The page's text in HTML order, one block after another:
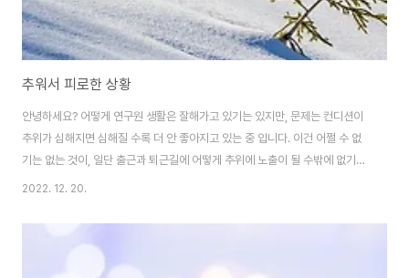
추워서 피로한 상황
안녕하세요? 어떻게 연구원 생활은 잘해가고 있기는 있지만, 문제는 컨디션이
추위가 심해지면 심해질 수록 더 안 좋아지고 있는 중 입니다. 이건 어쩔 수 없
기는 없는 것이, 일단 출근과 퇴근길에 어떻게 추위에 노출이 될 수밖에 없기는
없습니다. 아무튼 오늘 화요일도 하마터면 포스팅을 놓칠뻔 했지만, 그래도 어
가 봐야 하는 것으로는...... 이제 화요일도 다 지나가는데, 그냥 쉬러가야 할듯
2022. 12. 20.